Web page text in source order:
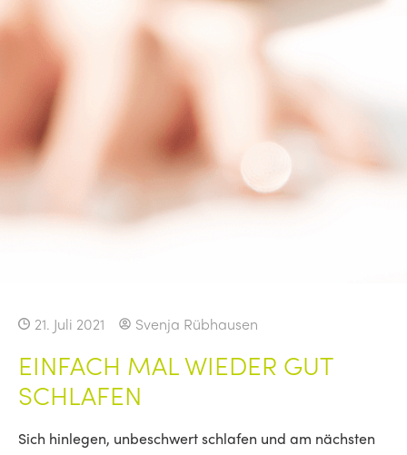
21. Juli 2021 Svenja Rübhausen
EINFACH MAL WIEDER GUT
SCHLAFEN
Sich hinlegen, unbeschwert schlafen und am nächsten